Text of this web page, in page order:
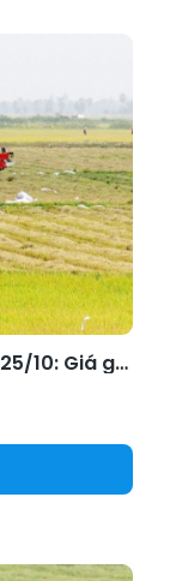
Giá lúa gạo hôm nay ngày 25/10: Giá gạo tăng trở lại